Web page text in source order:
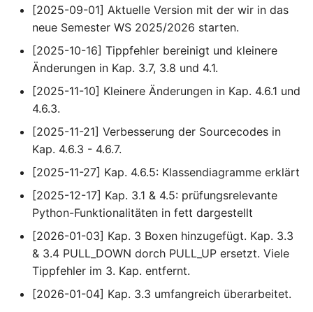
4.10 MicroPython-
Funktionen
4.11 Dies und Das
[2025-09-01] Aktuelle Version mit der wir in das
neue Semester WS 2025/2026 starten.
[2025-10-16] Tippfehler bereinigt und kleinere
Änderungen in Kap. 3.7, 3.8 und 4.1.
[2025-11-10] Kleinere Änderungen in Kap. 4.6.1 und
4.6.3.
[2025-11-21] Verbesserung der Sourcecodes in
Kap. 4.6.3 - 4.6.7.
[2025-11-27] Kap. 4.6.5: Klassendiagramme erklärt
[2025-12-17] Kap. 3.1 & 4.5: prüfungsrelevante
Python-Funktionalitäten in fett dargestellt
[2026-01-03] Kap. 3 Boxen hinzugefügt. Kap. 3.3
& 3.4 PULL_DOWN dorch PULL_UP ersetzt. Viele
Tippfehler im 3. Kap. entfernt.
[2026-01-04] Kap. 3.3 umfangreich überarbeitet.